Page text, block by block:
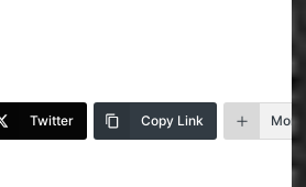
Twitter Copy Link More